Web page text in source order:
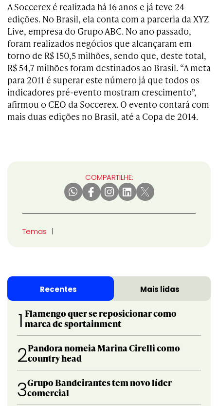
A Soccerex é realizada há 16 anos e já teve 24
edições. No Brasil, ela conta com a parceria da XYZ
Live, empresa do Grupo ABC. No ano passado,
foram realizados negócios que alcançaram em
torno de R$ 150,5 milhões, sendo que, deste total,
R$ 54,7 milhões foram destinados ao Brasil. “A meta
para 2011 é superar este número já que todos os
indicadores pré-evento mostram crescimento”,
afirmou o CEO da Soccerex. O evento contará com
mais duas edições no Brasil, até a Copa de 2014.
COMPARTILHE:
Temas
Recentes Mais lidas
1 Flamengo quer se reposicionar como
marca de sportainment
2Pandora nomeia Marina Cirelli como
country head
3Grupo Bandeirantes tem novo líder
comercial